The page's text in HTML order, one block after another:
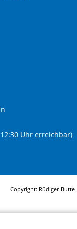
Uhr erreichbar)
Copyright: Rüdiger-